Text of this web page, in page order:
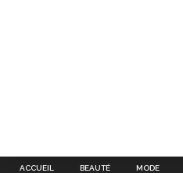
ACCUEIL BEAUTÉ MODE